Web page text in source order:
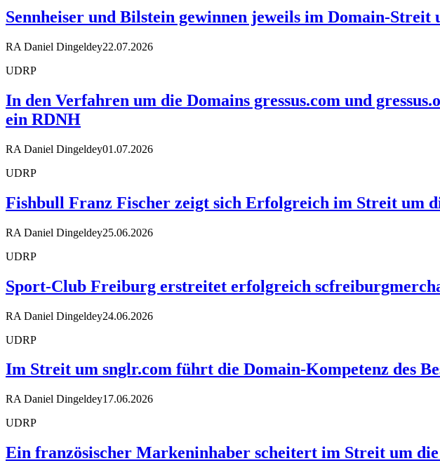
Sennheiser und Bilstein gewinnen jeweils im Domain-Streit
RA Daniel Dingeldey22.07.2026
UDRP
In den Verfahren um die Domains gressus.com und
ein RDNH
RA Daniel Dingeldey01.07.2026
UDRP
Fishbull Franz Fischer zeigt sich Erfolgreich im Streit um
RA Daniel Dingeldey25.06.2026
UDRP
Sport-Club Freiburg erstreitet erfolgreich
RA Daniel Dingeldey24.06.2026
UDRP
Im Streit um snglr.com führt die Domain-Kompetenz des
RA Daniel Dingeldey17.06.2026
UDRP
Ein französischer Markeninhaber scheitert im Streit um